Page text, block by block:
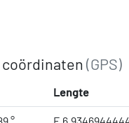
(GPS)
Lengte